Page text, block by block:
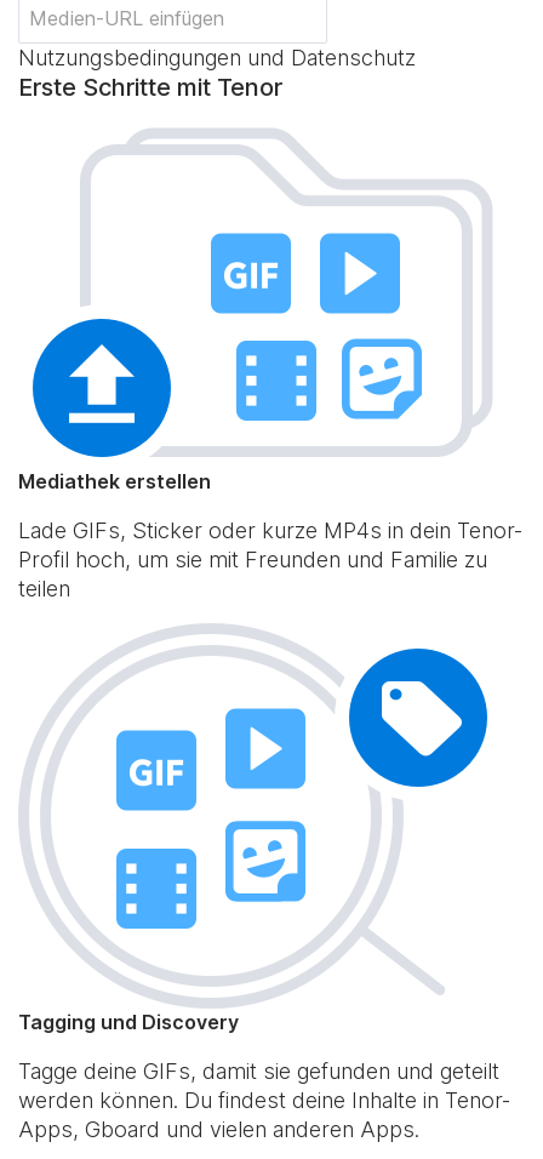
Nutzungsbedingungen und Datenschutz
Erste Schritte mit Tenor
Mediathek erstellen
Lade GIFs, Sticker oder kurze MP4s in dein Tenor-
Profil hoch, um sie mit Freunden und Familie zu
teilen
Tagging und Discovery
Tagge deine GIFs, damit sie gefunden und geteilt
werden können. Du findest deine Inhalte in Tenor-
Apps, Gboard und vielen anderen Apps.